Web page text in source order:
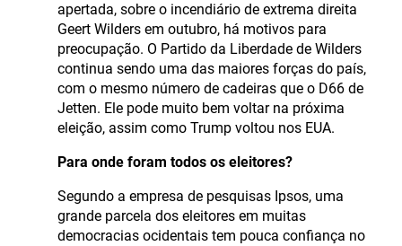
apertada, sobre o incendiário de extrema direita
Geert Wilders em outubro, há motivos para
preocupação. O Partido da Liberdade de Wilders
continua sendo uma das maiores forças do país,
com o mesmo número de cadeiras que o D66 de
Jetten. Ele pode muito bem voltar na próxima
eleição, assim como Trump voltou nos EUA.
Para onde foram todos os eleitores?
Segundo a empresa de pesquisas Ipsos, uma
grande parcela dos eleitores em muitas
democracias ocidentais tem pouca confiança no